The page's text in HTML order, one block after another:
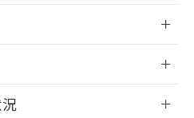
る影響
おりました。
への在庫切替を完了
特段のことがない限